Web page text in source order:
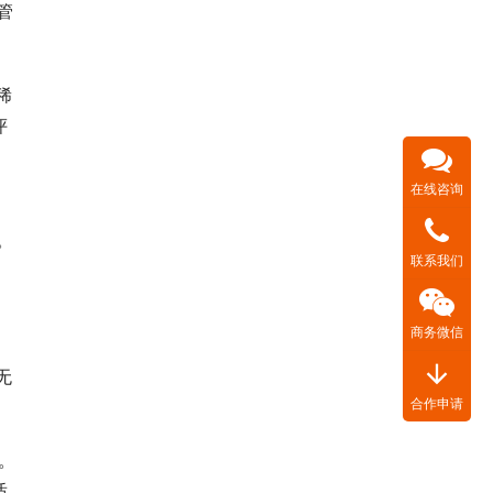
在线咨询
联系我们
商务微信
arrow_downward
合作申请